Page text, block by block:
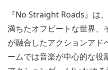
『No Straight Roads』は
満ちたオフビートな世界、
が融合したアクションアド
ームでは音楽が中心的な役